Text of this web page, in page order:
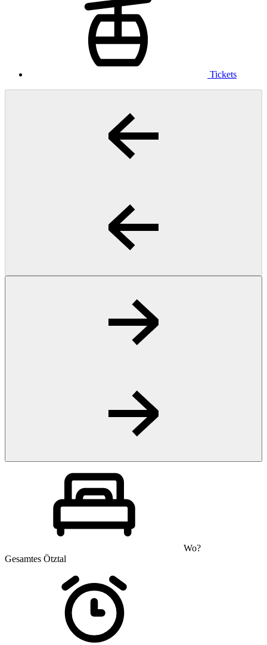
Tickets
Wo?
Gesamtes Ötztal